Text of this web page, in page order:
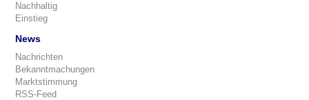
Nachhaltig
Einstieg
News
Nachrichten
Bekanntmachungen
Marktstimmung
RSS-Feed